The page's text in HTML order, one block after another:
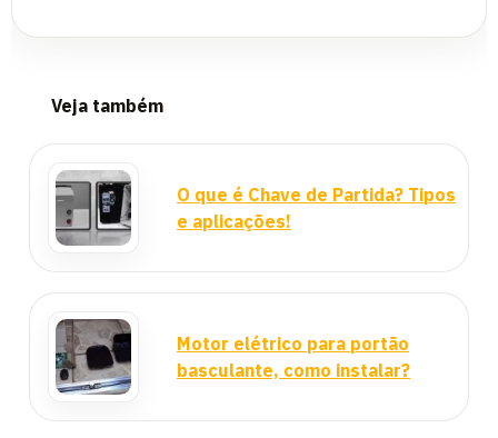
Veja também
O que é Chave de Partida? Tipos
e aplicações!
Motor elétrico para portão
basculante, como instalar?